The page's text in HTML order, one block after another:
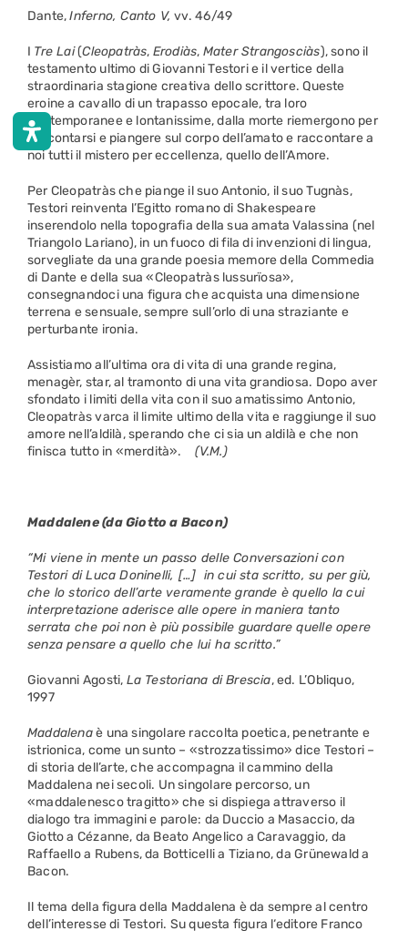
Dante,Inferno, Canto V, vv. 46/49
I Tre Lai(Cleopatràs, Erodiàs, Mater Strangosciàs), sono il
testamento ultimo di Giovanni Testori e il vertice della
straordinaria stagione creativa dello scrittore. Queste
eroine a cavallo di un trapasso epocale, tra loro
contemporanee e lontanissime, dalla morte riemergono per
raccontarsi e piangere sul corpo dell’amato e raccontare a
noi tutti il mistero per eccellenza, quello dell’Amore.
Per Cleopatràs che piange il suo Antonio, il suo Tugnàs,
Testori reinventa l’Egitto romano di Shakespeare
inserendolo nella topografia della sua amata Valassina (nel
Triangolo Lariano), in un fuoco di fila di invenzioni di lingua,
sorvegliate da una grande poesia memore della Commedia
di Dante e della sua «Cleopatràs lussurïosa»,
consegnandoci una figura che acquista una dimensione
terrena e sensuale, sempre sull’orlo di una straziante e
perturbante ironia.
Assistiamo all’ultima ora di vita di una grande regina,
menagèr, star, al tramonto di una vita grandiosa. Dopo aver
sfondato i limiti della vita con il suo amatissimo Antonio,
Cleopatràs varca il limite ultimo della vita e raggiunge il suo
amore nell’aldilà, sperando che ci sia un aldilà e che non
finisca tutto in «merdità».
(V.M.)
Maddalene (da Giotto a Bacon)
“Mi viene in mente un passo delle Conversazioni con
Testori di Luca Doninelli, […] in cui sta scritto, su per giù,
che lo storico dell’arte veramente grande è quello la cui
interpretazione aderisce alle opere in maniera tanto
serrata che poi non è più possibile guardare quelle opere
senza pensare a quello che lui ha scritto.”
Giovanni Agosti, La Testoriana di Brescia, ed. L’Obliquo,
1997
Maddalenaè una singolare raccolta poetica, penetrante e
istrionica, come un sunto – «strozzatissimo» dice Testori –
di storia dell’arte, che accompagna il cammino della
Maddalena nei secoli. Un singolare percorso, un
«maddalenesco tragitto» che si dispiega attraverso il
dialogo tra immagini e parole: da Duccio a Masaccio, da
Giotto a Cézanne, da Beato Angelico a Caravaggio, da
Raffaello a Rubens, da Botticelli a Tiziano, da Grünewald a
Bacon.
Il tema della figura della Maddalena è da sempre al centro
dell’interesse di Testori. Su questa figura l‘editore Franco